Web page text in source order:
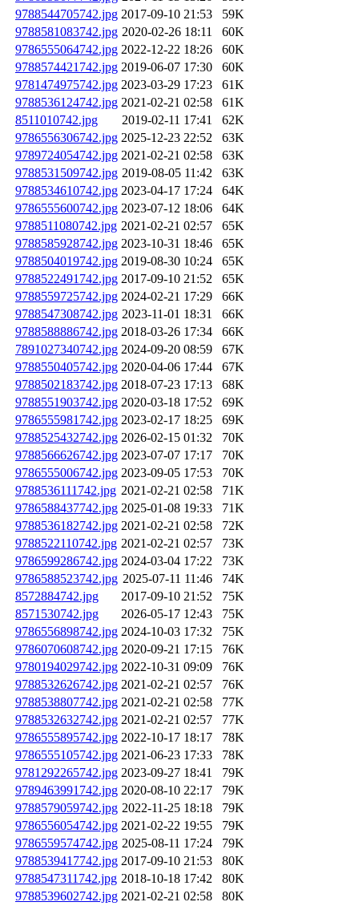
9788544705742.jpg 2017-09-10 21:53
59K
9788581083742.jpg 2020-02-26 18:11
60K
9786555064742.jpg 2022-12-22 18:26
60K
9788574421742.jpg 2019-06-07 17:30
60K
9781474975742.jpg 2023-03-29 17:23
61K
9788536124742.jpg 2021-02-21 02:58
61K
8511010742.jpg
2019-02-11 17:41
62K
9786556306742.jpg 2025-12-23 22:52
63K
9789724054742.jpg 2021-02-21 02:58
63K
9788531509742.jpg 2019-08-05 11:42
63K
9788534610742.jpg 2023-04-17 17:24
64K
9786555600742.jpg 2023-07-12 18:06
64K
9788511080742.jpg 2021-02-21 02:57
65K
9788585928742.jpg 2023-10-31 18:46
65K
9788504019742.jpg 2019-08-30 10:24
65K
9788522491742.jpg 2017-09-10 21:52
65K
9788559725742.jpg 2024-02-21 17:29
66K
9788547308742.jpg 2023-11-01 18:31
66K
9788588886742.jpg 2018-03-26 17:34
66K
7891027340742.jpg 2024-09-20 08:59
67K
9788550405742.jpg 2020-04-06 17:44
67K
9788502183742.jpg 2018-07-23 17:13
68K
9788551903742.jpg 2020-03-18 17:52
69K
9786555981742.jpg 2023-02-17 18:25
69K
9788525432742.jpg 2026-02-15 01:32
70K
9788566626742.jpg 2023-07-07 17:17
70K
9786555006742.jpg 2023-09-05 17:53
70K
9788536111742.jpg 2021-02-21 02:58
71K
9786588437742.jpg 2025-01-08 19:33
71K
9788536182742.jpg 2021-02-21 02:58
72K
9788522110742.jpg 2021-02-21 02:57
73K
9786599286742.jpg 2024-03-04 17:22
73K
9786588523742.jpg 2025-07-11 11:46
74K
8572884742.jpg
2017-09-10 21:52
75K
8571530742.jpg
2026-05-17 12:43
75K
9786556898742.jpg 2024-10-03 17:32
75K
9786070608742.jpg 2020-09-21 17:15
76K
9780194029742.jpg 2022-10-31 09:09
76K
9788532626742.jpg 2021-02-21 02:57
76K
9788538807742.jpg 2021-02-21 02:58
77K
9788532632742.jpg 2021-02-21 02:57
77K
9786555895742.jpg 2022-10-17 18:17
78K
9786555105742.jpg 2021-06-23 17:33
78K
9781292265742.jpg 2023-09-27 18:41
79K
9789463991742.jpg 2020-08-10 22:17
79K
9788579059742.jpg 2022-11-25 18:18
79K
9786556054742.jpg 2021-02-22 19:55
79K
9786559574742.jpg 2025-08-11 17:24
79K
9788539417742.jpg 2017-09-10 21:53
80K
9788547311742.jpg 2018-10-18 17:42
80K
9788539602742.jpg 2021-02-21 02:58
80K